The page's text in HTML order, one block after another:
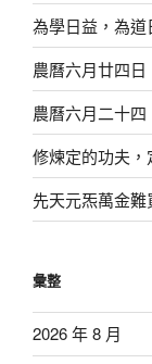
為學日益，為道
農曆六月廿四
農曆六月二十
修煉定的功夫
先天元炁萬金
彙整
2026 年 8 月